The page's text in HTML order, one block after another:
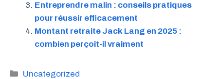
Entreprendre malin : conseils pratiques
pour réussir efficacement
Montant retraite Jack Lang en 2025 :
combien perçoit-il vraiment
Catégories
Uncategorized